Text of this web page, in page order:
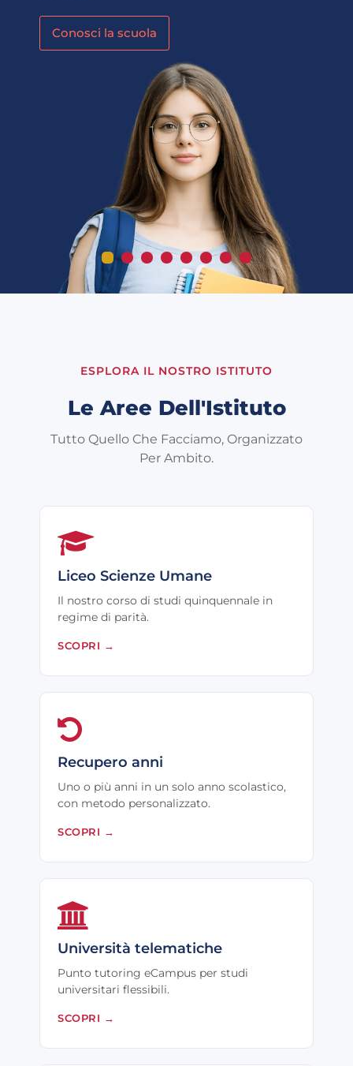
ESPLORA IL NOSTRO ISTITUTO
Le Aree Dell'Istituto
Tutto Quello Che Facciamo, Organizzato
Per Ambito.
Liceo Scienze Umane
Il nostro corso di studi quinquennale in
regime di parità.
SCOPRI →
Recupero anni
Uno o più anni in un solo anno scolastico,
con metodo personalizzato.
SCOPRI →
Università telematiche
Punto tutoring eCampus per studi
universitari flessibili.
SCOPRI →